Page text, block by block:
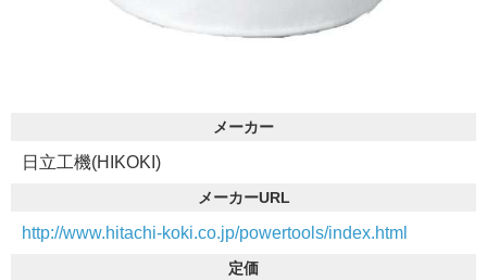
メーカー
日立工機(HIKOKI)
メーカーURL
http://www.hitachi-koki.co.jp/powertools/index.html
定価